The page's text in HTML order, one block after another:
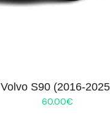
Volvo S90 (2016-
60.00€